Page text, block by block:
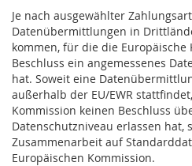
Je nach ausgewählter
Datenübermittlungen in
kommen, für die die Europäische
Beschluss ein angemessenes
hat. Soweit eine
außerhalb der EU/EWR
Kommission keinen Beschluss
Datenschutzniveau erlassen hat,
Zusammenarbeit auf
Europäischen Kommission.